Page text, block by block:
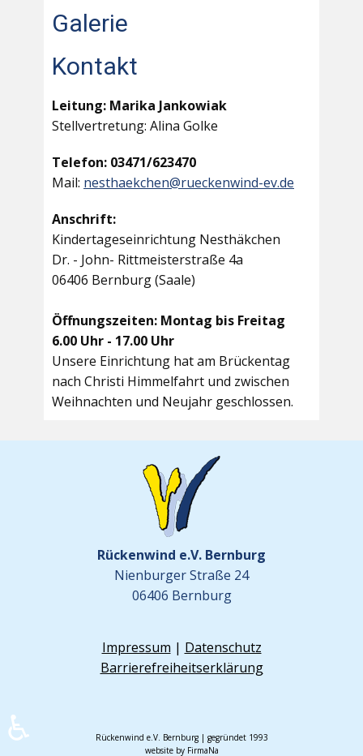
Galerie
Kontakt
Leitung: Marika Jankowiak
Stellvertretung: Alina Golke
Telefon: 03471/623470
Mail: nesthaekchen@rueckenwind-ev.de
Anschrift:
Kindertageseinrichtung Nesthäkchen
Dr. - John- Rittmeisterstraße 4a
06406 Bernburg (Saale)
Öffnungszeiten: Montag bis Freitag
6.00 Uhr - 17.00 Uhr
Unsere Einrichtung hat am Brückentag
nach Christi Himmelfahrt und zwischen
Weihnachten und Neujahr geschlossen.
Rückenwind e.V. Bernburg
Nienburger Straße 24
06406 Bernburg
Impressum | Datenschutz
Barrierefreiheitserklärung
Rückenwind e.V. Bernburg | gegründet 1993
website by FirmaNa